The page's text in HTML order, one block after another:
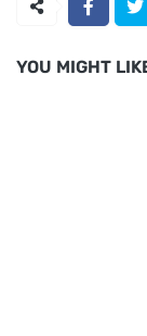
YOU MIGHT